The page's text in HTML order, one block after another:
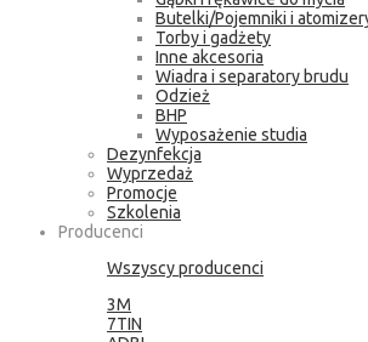
Butelki/Pojemniki i
Torby i gadżety
Inne akcesoria
Wiadra i separatory brudu
Odzież
BHP
Wyposażenie studia
Dezynfekcja
Wyprzedaż
Promocje
Szkolenia
Producenci
Wszyscy producenci
3M
7TIN